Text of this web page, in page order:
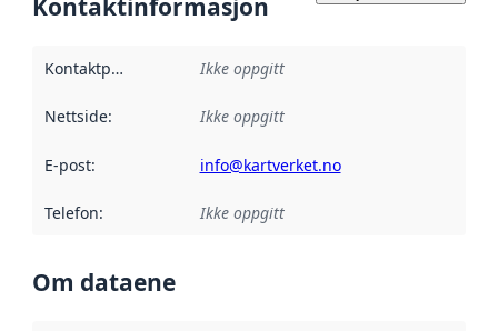
Kontaktinformasjon
Kontaktpunkt Ikke oppgitt
Nettside: Ikke oppgitt
E-post: info@kartverket.no
Telefon: Ikke oppgitt
Om dataene